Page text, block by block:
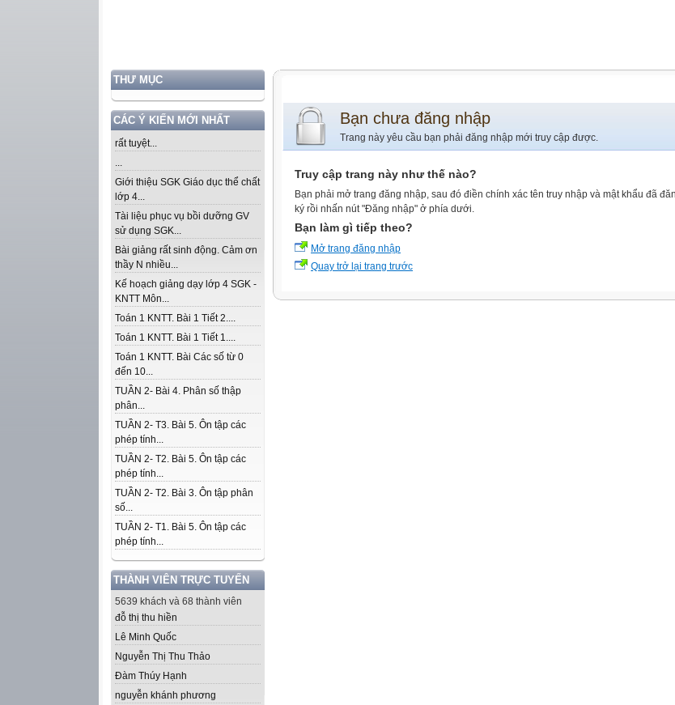
THƯ MỤC
CÁC Ý KIẾN MỚI NHẤT
rất tuyệt...
...
Giới thiệu SGK Giáo dục thể chất
lớp 4...
Tài liệu phục vụ bồi dưỡng GV
sử dụng SGK...
Bài giảng rất sinh động. Cảm ơn
thầy N nhiều...
Kế hoạch giảng dạy lớp 4 SGK -
KNTT Môn...
Toán 1 KNTT. Bài 1 Tiết 2....
Toán 1 KNTT. Bài 1 Tiết 1....
Toán 1 KNTT. Bài Các số từ 0
đến 10...
TUẦN 2- Bài 4. Phân số thập
phân...
TUẦN 2- T3. Bài 5. Ôn tập các
phép tính...
TUẦN 2- T2. Bài 5. Ôn tập các
phép tính...
TUẦN 2- T2. Bài 3. Ôn tập phân
số...
TUẦN 2- T1. Bài 5. Ôn tập các
phép tính...
THÀNH VIÊN TRỰC TUYẾN
5639 khách và 68 thành viên
đỗ thị thu hiền
Lê Minh Quốc
Nguyễn Thị Thu Thảo
Đàm Thúy Hạnh
nguyễn khánh phương
Bạn chưa đăng nhập
Trang này yêu cầu bạn phải đăng nhập mới truy cập được.
Truy cập trang này như thế nào?
Bạn phải mở trang đăng nhập, sau đó điền chính xác tên truy nhập và mật khẩu đã
ký rồi nhấn nút "Đăng nhập" ở phía dưới.
Bạn làm gì tiếp theo?
Mở trang đăng nhập
Quay trở lại trang trước